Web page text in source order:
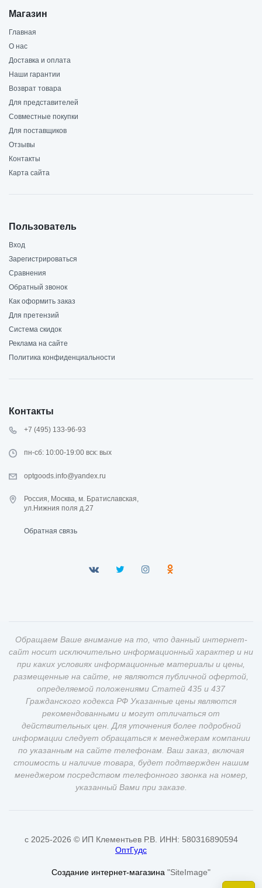
Магазин
Главная
О нас
Доставка и оплата
Наши гарантии
Возврат товара
Для представителей
Совместные покупки
Для поставщиков
Отзывы
Контакты
Карта сайта
Пользователь
Вход
Зарегистрироваться
Сравнения
Обратный звонок
Как оформить заказ
Для претензий
Система скидок
Реклама на сайте
Политика конфиденциальности
Контакты
+7 (495) 133-96-93
пн-сб: 10:00-19:00 вск: вых
optgoods.info@yandex.ru
Россия, Москва, м. Братиславская,
ул.Нижния поля д.27
Обратная связь
Обращаем Ваше внимание на то, что данный интернет-
сайт носит исключительно информационный характер и ни
при каких условиях информационные материалы и цены,
размещенные на сайте, не являются публичной офертой,
определяемой положениями Статей 435 и 437
Гражданского кодекса РФ Указанные цены являются
рекомендованными и могут отличаться от
действительных цен. Для уточнения более подробной
информации следует обращаться к менеджерам компании
по указанным на сайте телефонам. Ваш заказ, включая
стоимость и наличие товара, будет подтвержден нашим
менеджером посредством телефонного звонка на номер,
указанный Вами при заказе.
c 2025-2026 © ИП Клементьев Р.В. ИНН: 580316890594
ОптГудс
Создание интернет-магазина "SiteImage"